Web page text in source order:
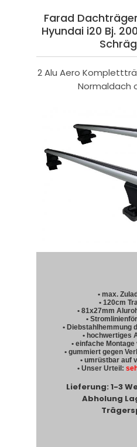
Farad Dachträger
Hyundai i20 Bj.
2 Alu Aero
Normaldach
• max.
• 120cm
• 81x27mm
•
• Diebstahlhemmung
• hochwertiges
• einfache
• gummiert gegen
• umrüstbar auf
• Unser Urteil:
Lieferung: 1-3
Abholung